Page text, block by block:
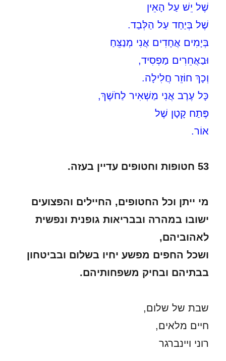
שֶׁל יֵשׁ עַל הָאֵין
שֶׁל בְּיַחַד עַל הַלְּבַד.
בְּיָמִים אֲחָדִים אֲנִי מְנַצֵּחַ
וּבַאֲחֵרִים מַפְסִיד,
וְכָךְ חוֹזֵר חֲלִילָה.
כָּל עֶרֶב אֲנִי מַשְׁאִיר לַחֹשֶׁךְ,
פֶּתַח קָטָן שֶׁל
אוֹר.
53 חטופות וחטופים עדיין בעזה.
מי ייתן וכל החטופים, החיילים והפצועים
ישובו במהרה ובבריאות גופנית ונפשית
לאהוביהם,
ושכל החפים מפשע יחיו בשלום ובביטחון
בבתיהם ובחיק משפחותיהם.
שבת של שלום,
חיים מלאים,
רוני ויינברגר